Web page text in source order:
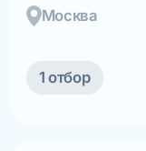
Москва
1 отбор